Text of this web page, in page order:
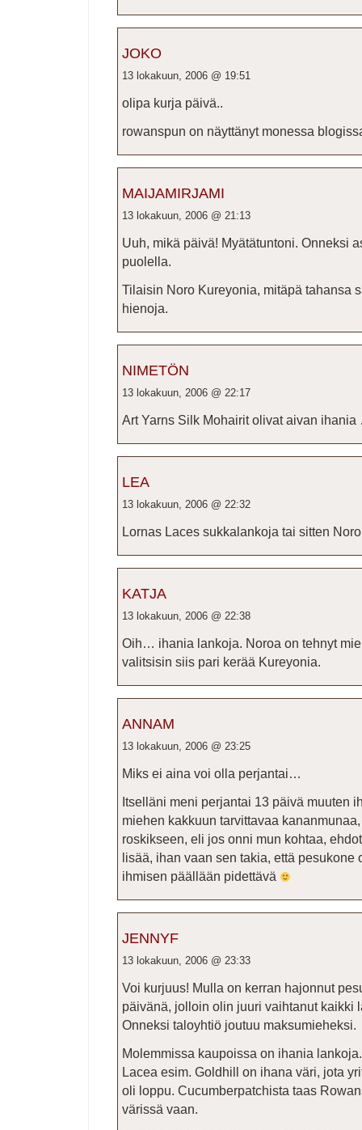
JOKO
13 lokakuun, 2006 @ 19:51
olipa kurja päivä..
rowanspun on näyttänyt monessa
MAIJAMIRJAMI
13 lokakuun, 2006 @ 21:13
Uuh, mikä päivä! Myätätuntoni. Onneksi
puolella.
Tilaisin Noro Kureyonia, mitäpä tahansa
hienoja.
NIMETÖN
13 lokakuun, 2006 @ 22:17
Art Yarns Silk Mohairit olivat aivan
LEA
13 lokakuun, 2006 @ 22:32
Lornas Laces sukkalankoja tai sitten
KATJA
13 lokakuun, 2006 @ 22:38
Oih… ihania lankoja. Noroa on tehnyt
valitsisin siis pari kerää Kureyonia.
ANNAM
13 lokakuun, 2006 @ 23:25
Miks ei aina voi olla perjantai…
Itselläni meni perjantai 13 päivä muuten
miehen kakkuun tarvittavaa
roskikseen, eli jos onni mun kohtaa,
lisää, ihan vaan sen takia, että
ihmisen päällään pidettävä
JENNYF
13 lokakuun, 2006 @ 23:33
Voi kurjuus! Mulla on kerran hajonnut
päivänä, jolloin olin juuri vaihtanut kaikki
Onneksi taloyhtiö joutuu maksumieheksi.
Molemmissa kaupoissa on ihania
Lacea esim. Goldhill on ihana väri, jota
oli loppu. Cucumberpatchista taas
värissä vaan.